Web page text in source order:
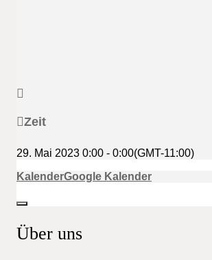
Zeit
29. Mai 2023 0:00 - 0:00(GMT-11:00)
KalenderGoogle Kalender
Über uns